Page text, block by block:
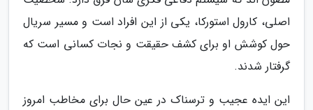
اصلی، کارول استورکا، یکی از این افراد است و مسیر سریال
حول کوشش او برای کشف حقیقت و نجات کسانی است که
گرفتار شدند.
این ایده عجیب و ترسناک در عین حال برای مخاطب امروز